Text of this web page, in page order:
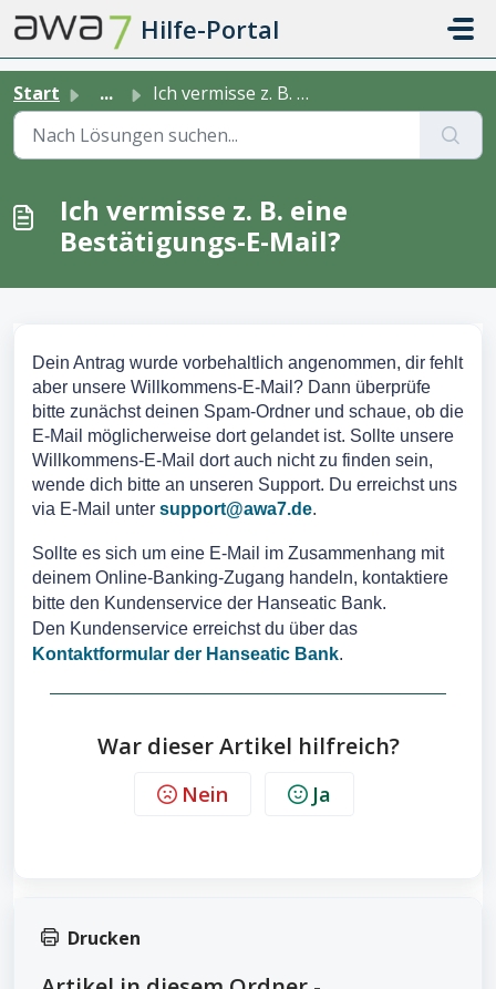
Zum hauptsächlichen Inhalt gehen
Hilfe-Portal
Start ... Ich vermisse z. B. eine Bestätigungs-E-Mail?
Ich vermisse z. B. eine
Bestätigungs-E-Mail?
Dein Antrag wurde vorbehaltlich angenommen, dir fehlt
aber unsere Willkommens-E-Mail? Dann überprüfe
bitte zunächst deinen Spam-Ordner und schaue, ob die
E-Mail möglicherweise dort gelandet ist. Sollte unsere
Willkommens-E-Mail dort auch nicht zu finden sein,
wende dich bitte an unseren Support. Du erreichst uns
via E-Mail unter support@awa7.de.
Sollte es sich um eine E-Mail im Zusammenhang mit
deinem Online-Banking-Zugang handeln, kontaktiere
bitte den Kundenservice der Hanseatic Bank.
Kontaktformular der Hanseatic Bank.
War dieser Artikel hilfreich?
Nein Ja
Drucken